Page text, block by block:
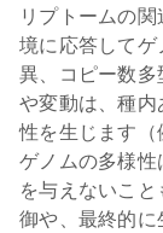
リプトームの
境に応答して
異、コピー数
や変動は、種
性を生じます
ゲノムの多様
を与えないこ
御や、最終的に